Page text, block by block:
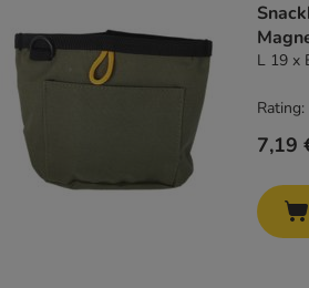
L 19 x
7,19